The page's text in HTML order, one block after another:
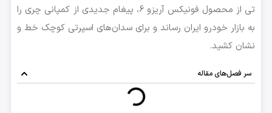
تی از محصول فونیکس آریزو 6، پیغام جدیدی از کمپانی چری را
به بازار خودرو ایران رساند و برای سدان‌های اسپرتی کوچک خط و
نشان کشید.
سر فصل‌های مقاله